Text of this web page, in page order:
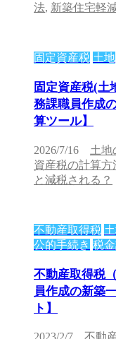
法, 新築住宅軽
固定資産税 土地
固定資産税(土
務課職員作成
算ツール】
2026/7/16 土地
資産税の計算方
と減税される？
不動産取得税
公的手続き 税
不動産取得税
員作成の新築
ト】